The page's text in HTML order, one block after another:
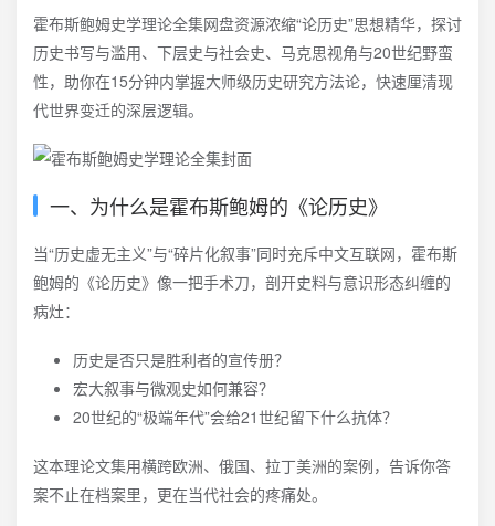
霍布斯鲍姆史学理论全集网盘资源浓缩“论历史”思想精华，探讨
历史书写与滥用、下层史与社会史、马克思视角与20世纪野蛮
性，助你在15分钟内掌握大师级历史研究方法论，快速厘清现
代世界变迁的深层逻辑。
一、为什么是霍布斯鲍姆的《论历史》
当“历史虚无主义”与“碎片化叙事”同时充斥中文互联网，霍布斯
鲍姆的《论历史》像一把手术刀，剖开史料与意识形态纠缠的
病灶：
历史是否只是胜利者的宣传册？
宏大叙事与微观史如何兼容？
20世纪的“极端年代”会给21世纪留下什么抗体？
这本理论文集用横跨欧洲、俄国、拉丁美洲的案例，告诉你答
案不止在档案里，更在当代社会的疼痛处。